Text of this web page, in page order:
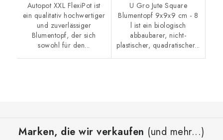
Autopot XXL FlexiPot ist
ein qualitativ hochwertiger
und zuverlässiger
Blumentopf, der sich
sowohl für den...
U Gro Jute Square
Blumentopf 9x9x9 cm - 8
l ist ein biologisch
abbaubarer, nicht-
plastischer, quadratischer...
Marken, die wir verkaufen (und mehr...)